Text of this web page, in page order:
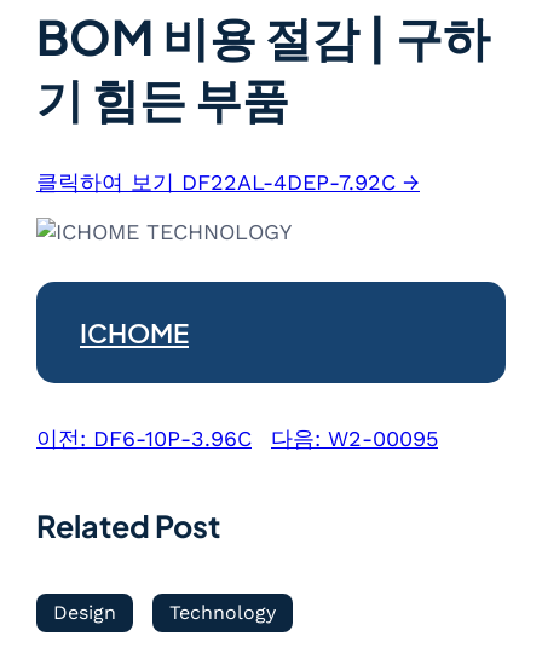
BOM 비용 절감 | 구하
기 힘든 부품
클릭하여 보기 DF22AL-4DEP-7.92C →
ICHOME
이전: DF6-10P-3.96C 다음: W2-00095
Related Post
Design Technology